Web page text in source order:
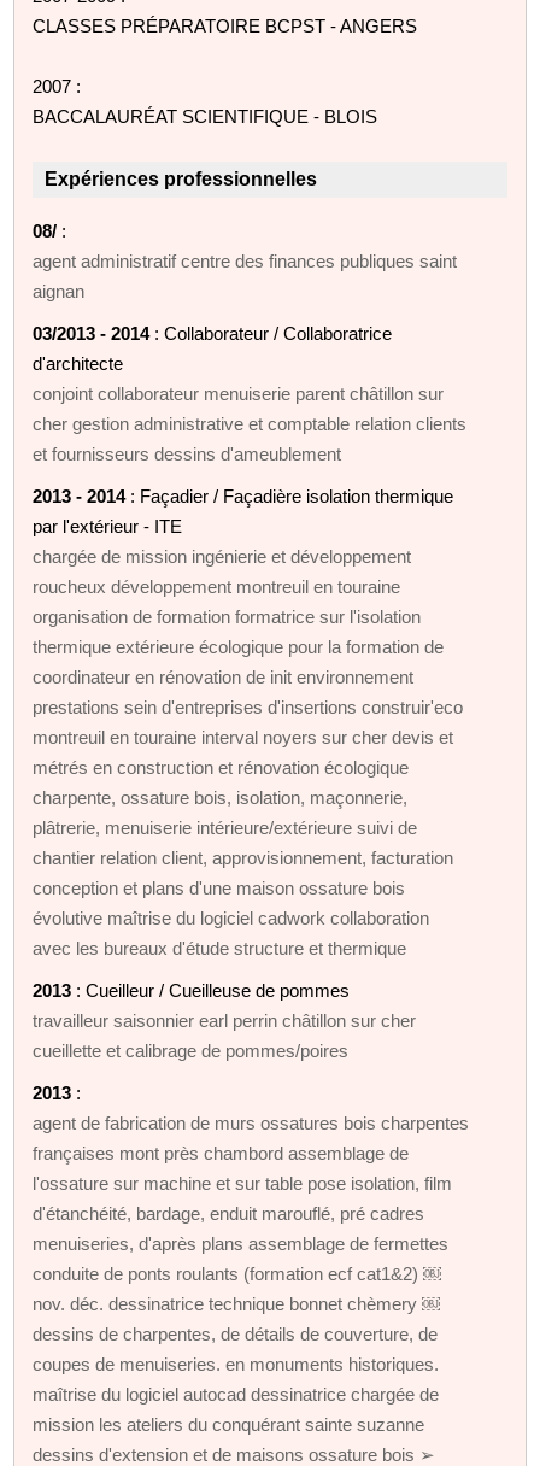
CLASSES PRÉPARATOIRE BCPST - ANGERS
2007 :
BACCALAURÉAT SCIENTIFIQUE - BLOIS
Expériences professionnelles
08/ :
agent administratif centre des finances publiques saint
aignan
03/2013 - 2014: Collaborateur / Collaboratrice
d'architecte
conjoint collaborateur menuiserie parent châtillon sur
cher gestion administrative et comptable relation clients
et fournisseurs dessins d'ameublement
2013 - 2014: Façadier / Façadière isolation thermique
par l'extérieur - ITE
chargée de mission ingénierie et développement
roucheux développement montreuil en touraine
organisation de formation formatrice sur l'isolation
thermique extérieure écologique pour la formation de
coordinateur en rénovation de init environnement
prestations sein d'entreprises d'insertions construir'eco
montreuil en touraine interval noyers sur cher devis et
métrés en construction et rénovation écologique
charpente, ossature bois, isolation, maçonnerie,
plâtrerie, menuiserie intérieure/extérieure suivi de
chantier relation client, approvisionnement, facturation
conception et plans d'une maison ossature bois
évolutive maîtrise du logiciel cadwork collaboration
avec les bureaux d'étude structure et thermique
2013 : Cueilleur / Cueilleuse de pommes
travailleur saisonnier earl perrin châtillon sur cher
cueillette et calibrage de pommes/poires
2013 :
agent de fabrication de murs ossatures bois charpentes
françaises mont près chambord assemblage de
l'ossature sur machine et sur table pose isolation, film
d'étanchéité, bardage, enduit marouflé, pré cadres
menuiseries, d'après plans assemblage de fermettes
conduite de ponts roulants (formation ecf cat1&2) ￼
nov. déc. dessinatrice technique bonnet chèmery ￼
dessins de charpentes, de détails de couverture, de
coupes de menuiseries. en monuments historiques.
maîtrise du logiciel autocad dessinatrice chargée de
mission les ateliers du conquérant sainte suzanne
dessins d'extension et de maisons ossature bois ➢